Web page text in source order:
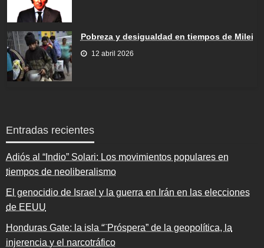
Pobreza y desigualdad en tiempos de Milei
12 abril 2026
Entradas recientes
Adiós al “Indio” Solari: Los movimientos populares en
tiempos de neoliberalismo
El genocidio de Israel y la guerra en Irán en las elecciones
de EEUU
Honduras Gate: la isla “¨Próspera” de la geopolítica, la
injerencia y el narcotráfico